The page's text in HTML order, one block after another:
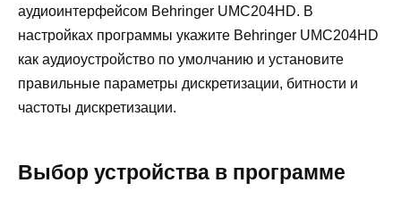
аудиоинтерфейсом Behringer UMC204HD. В
настройках программы укажите Behringer UMC204HD
как аудиоустройство по умолчанию и установите
правильные параметры дискретизации, битности и
частоты дискретизации.
Выбор устройства в программе